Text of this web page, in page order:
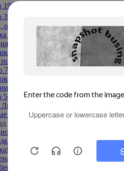
обувницы
текстиля до -50%
до -70%
129 руб
цены
500 руб
товары
товары
20% по промокоду
Ульяновск до -70%
доставкой